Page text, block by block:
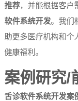
推荐，并能根据客户
软件系统开发。我们
助更多医疗机构和个
健康福利。
案例研究/
舌诊软件系统开发案